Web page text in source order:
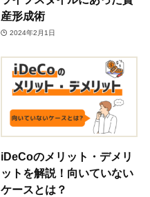
産形成術
2024年2月1日
iDeCoのメリット・デメリ
ットを解説！向いていない
ケースとは？